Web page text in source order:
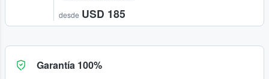
desde USD 185
Garantía 100%